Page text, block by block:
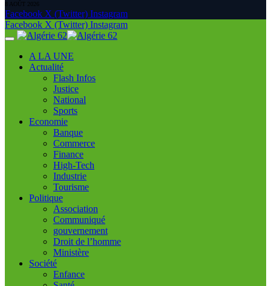
8 AOÛT 2026
Facebook X (Twitter) Instagram
Facebook X (Twitter) Instagram
A LA UNE
Actualité
Flash Infos
Justice
National
Sports
Economie
Banque
Commerce
Finance
High-Tech
Industrie
Tourisme
Politique
Association
Communiqué
gouvernement
Droit de l’homme
Ministère
Société
Enfance